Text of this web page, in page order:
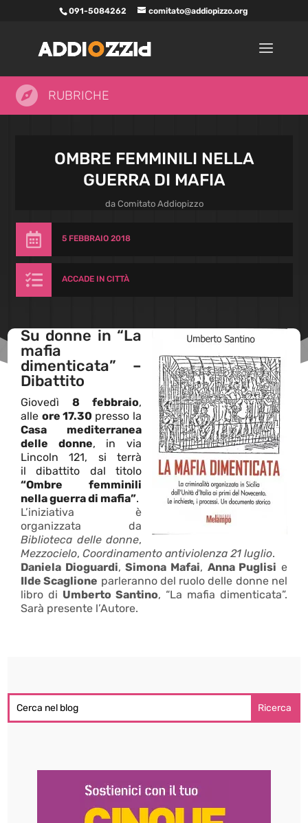
091-5084262 comitato@addiopizzo.org
 RUBRICHE
OMBRE FEMMINILI NELLA
GUERRA DI MAFIA
da Comitato Addiopizzo
 5 FEBBRAIO 2018
 ACCADE IN CITTÀ
Su donne in “La
mafia
dimenticata” –
Dibattito
Giovedì 8 febbraio,
alle ore 17.30 presso la
Casa mediterranea
delle donne, in via
Lincoln 121, si terrà
il dibattito dal titolo
“Ombre femminili
nella guerra di mafia”.
L’iniziativa è
organizzata da
Biblioteca delle donne,
Mezzocielo,Coordinamento antiviolenza 21 luglio.
Daniela Dioguardi,Simona Mafai, Anna Puglisi e
Ilde Scaglione parleranno del ruolo delle donne nel
libro di Umberto Santino, “La mafia dimenticata”.
Sarà presente l’Autore.